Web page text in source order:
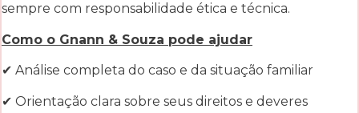
sempre com responsabilidade ética e técnica.
Como o Gnann & Souza pode ajudar
✔ Análise completa do caso e da situação familiar
✔ Orientação clara sobre seus direitos e deveres